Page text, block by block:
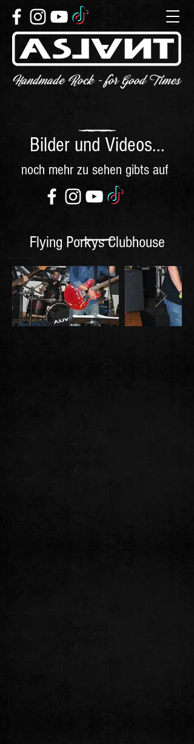
Bilder und Videos...
noch mehr zu sehen gibts auf
Flying Porkys Clubhouse